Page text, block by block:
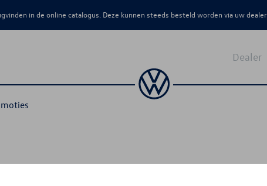
in de online catalogus. Deze kunnen steeds besteld worden via uw dealer.
Dealer